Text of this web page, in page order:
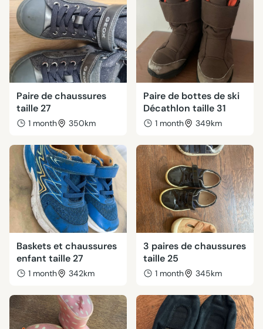
Paire de chaussures
taille 27
1 month 350km
Paire de bottes de ski
Décathlon taille 31
1 month 349km
Baskets et chaussures
enfant taille 27
1 month 342km
3 paires de chaussures
taille 25
1 month 345km